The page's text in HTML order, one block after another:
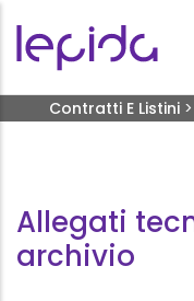
Briciole
Contratti E Listini >
Allegati
archivio